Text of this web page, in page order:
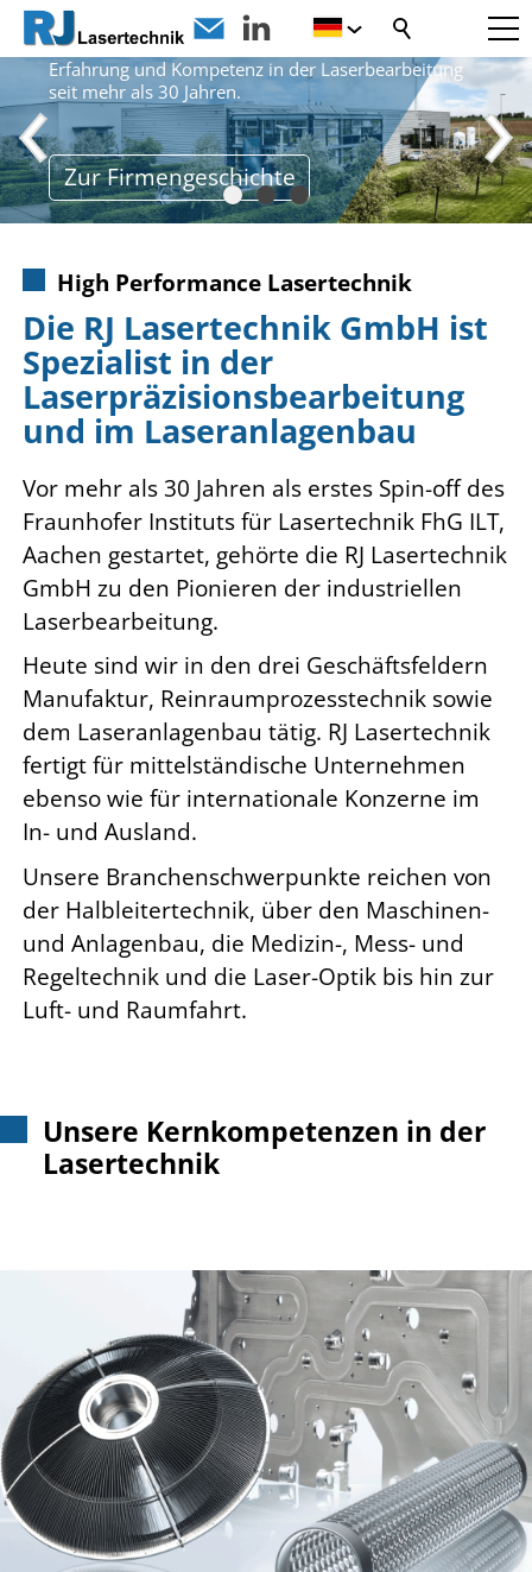
LASER-PIONIERE
Erfahrung und Kompetenz in der Laserbearbeitung
seit mehr als 30 Jahren.
Zur Firmengeschichte
High Performance Lasertechnik
Die RJ Lasertechnik GmbH ist
Spezialist in der
Laserpräzisionsbearbeitung
und im Laseranlagenbau
Vor mehr als 30 Jahren als erstes Spin-off des
Fraunhofer Instituts für Lasertechnik FhG ILT,
Aachen gestartet, gehörte die RJ Lasertechnik
GmbH zu den Pionieren der industriellen
Laserbearbeitung.
Heute sind wir in den drei Geschäftsfeldern
Manufaktur, Reinraumprozesstechnik sowie
dem Laseranlagenbau tätig. RJ Lasertechnik
fertigt für mittelständische Unternehmen
ebenso wie für internationale Konzerne im
In- und Ausland.
Unsere Branchenschwerpunkte reichen von
der Halbleitertechnik, über den Maschinen-
und Anlagenbau, die Medizin-, Mess- und
Regeltechnik und die Laser-Optik bis hin zur
Luft- und Raumfahrt.
Unsere Kernkompetenzen in der
Lasertechnik